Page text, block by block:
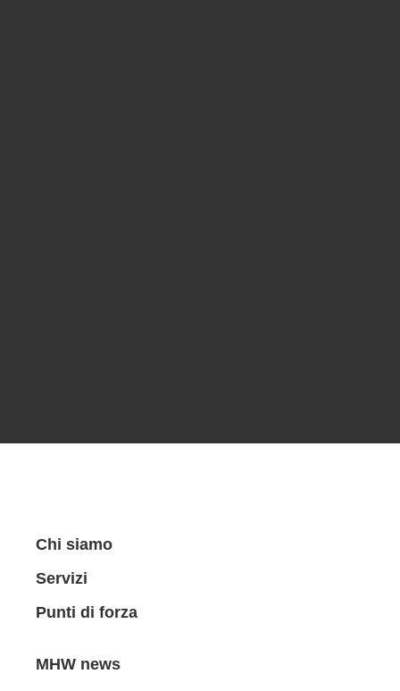
Chi siamo
Servizi
Punti di forza
MHW news